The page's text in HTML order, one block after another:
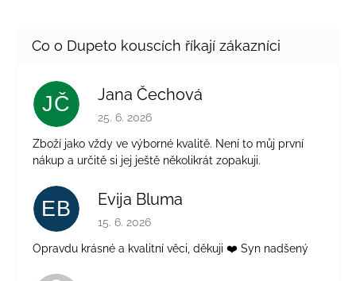
JČ Jana Čechová
Hodnocení obchodu je 5 z 5 hvězdiček.
25. 6. 2026
Zboží jako vždy ve výborné kvalitě. Není to můj první
nákup a určitě si jej ještě několikrát zopakuji.
EB Evija Bluma
Hodnocení obchodu je 5 z 5 hvězdiček.
15. 6. 2026
Opravdu krásné a kvalitní věci, děkuji ❤️ Syn nadšený